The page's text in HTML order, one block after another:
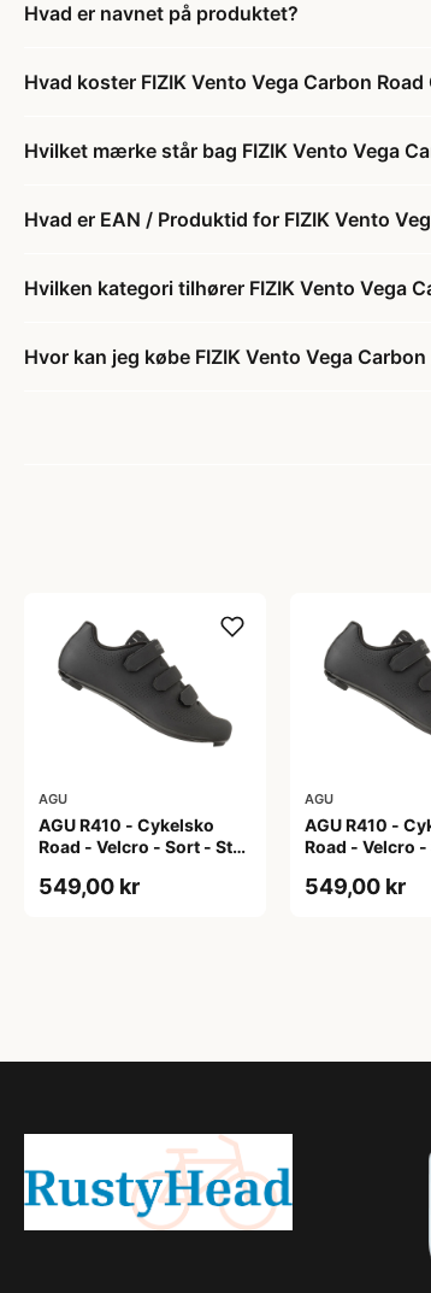
Hvad er navnet på produktet?
Hvad koster FIZIK Vento Vega Carbon
Hvilket mærke står bag FIZIK Vento Vega
Hvad er EAN / Produktid for FIZIK Vento
Hvilken kategori tilhører FIZIK Vento Vega
Hvor kan jeg købe FIZIK Vento Vega
AGU
AGU R410 - Cykelsko
Road - Velcro - Sort - Str.
549,00 kr
AGU
AGU R410 -
Road - Velcro
549,00 kr